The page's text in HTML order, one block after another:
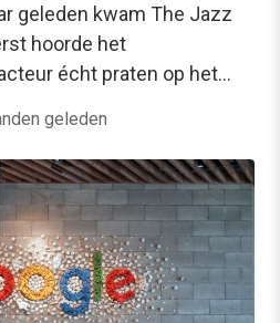
geleden kwam The Jazz
hoorde het
écht praten op het…
geleden